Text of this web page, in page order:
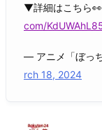
▼詳細はこちら👀
com/
— アニメ「ぼっ
rch 18, 2024